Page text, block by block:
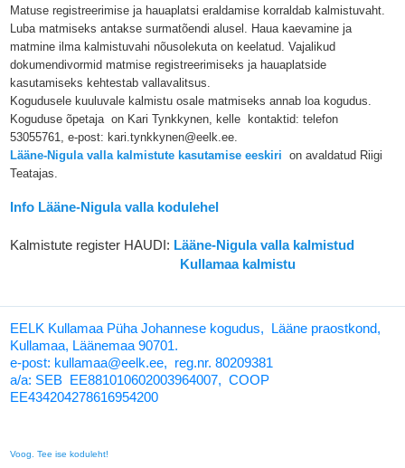
Matuse registreerimise ja hauaplatsi eraldamise korraldab kalmistuvaht.
Luba matmiseks antakse surmatõendi alusel. Haua kaevamine ja
matmine ilma kalmistuvahi nõusolekuta on keelatud. Vajalikud
dokumendivormid matmise registreerimiseks ja hauaplatside
kasutamiseks kehtestab vallavalitsus.
Kogudusele kuuluvale kalmistu osale matmiseks annab loa kogudus.
Koguduse õpetaja on Kari Tynkkynen, kelle kontaktid: telefon
53055761, e-post: kari.tynkkynen@eelk.ee.
Lääne-Nigula valla kalmistute kasutamise eeskiri on avaldatud Riigi
Teatajas.
Info Lääne-Nigula valla kodulehel
Kalmistute register HAUDI: Lääne-Nigula valla kalmistud
Kullamaa kalmistu
EELK Kullamaa Püha Johannese kogudus, Lääne praostkond,
Kullamaa, Läänemaa 90701.
e-post: kullamaa@eelk.ee, reg.nr. 80209381
a/a: SEB EE881010602003964007, COOP
EE434204278616954200
Voog. Tee ise koduleht!